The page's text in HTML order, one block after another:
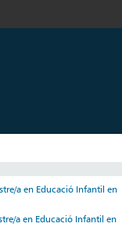
a en Educació Infantil en
a en Educació Infantil en